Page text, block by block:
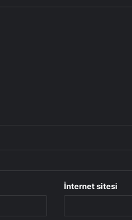
İnternet sitesi